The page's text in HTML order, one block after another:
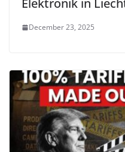
Elektronik in
December 23, 2025